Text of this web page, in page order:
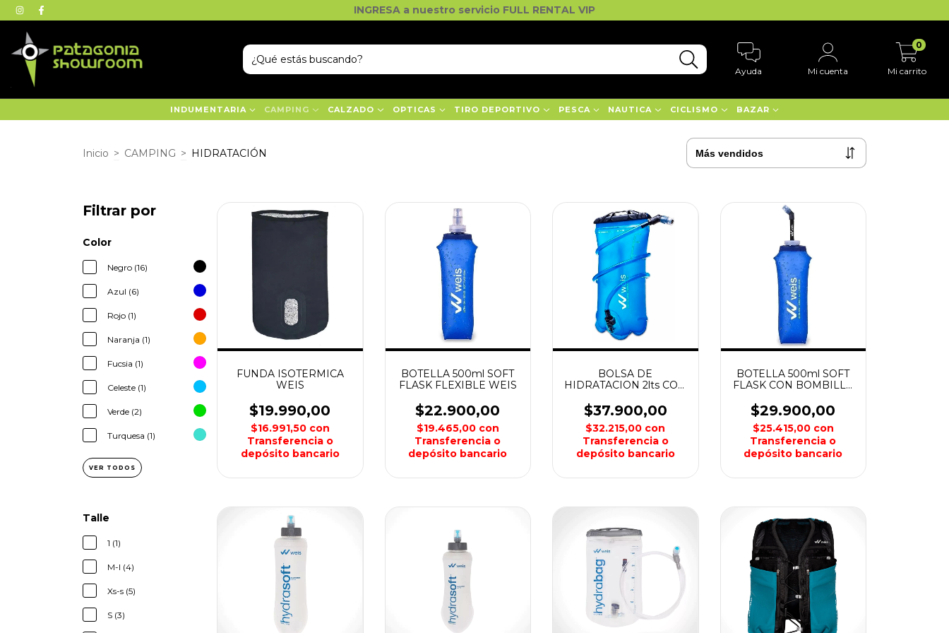
INGRESA a nuestro servicio FULL RENTAL VIP
Ayuda Mi cuenta Mi carrito
0
INDUMENTARIA CAMPING CALZADO OPTICAS TIRO DEPORTIVO PESCA NAUTICA CICLISMO BAZAR
Inicio > CAMPING > HIDRATACIÓN
Filtrar por
Color
Negro (16)
Azul (6)
Rojo (1)
Naranja (1)
Fucsia (1)
Celeste (1)
Verde (2)
Turquesa (1)
VER TODOS
Talle
1 (1)
M-l (4)
Xs-s (5)
S (3)
FUNDA ISOTERMICA
WEIS
$19.990,00
$16.991,50 con
Transferencia o
depósito bancario
BOTELLA 500ml SOFT
FLASK FLEXIBLE WEIS
$22.900,00
$19.465,00 con
Transferencia o
depósito bancario
BOLSA DE
HIDRATACION 2lts CON
$37.900,00
$32.215,00 con
Transferencia o
depósito bancario
BOTELLA 500ml SOFT
FLASK CON BOMBILLA
$29.900,00
$25.415,00 con
Transferencia o
depósito bancario